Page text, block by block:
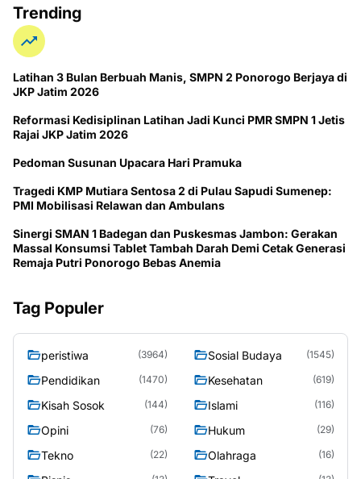
Trending
Latihan 3 Bulan Berbuah Manis, SMPN 2 Ponorogo Berjaya di
JKP Jatim 2026
Reformasi Kedisiplinan Latihan Jadi Kunci PMR SMPN 1 Jetis
Rajai JKP Jatim 2026
Pedoman Susunan Upacara Hari Pramuka
Tragedi KMP Mutiara Sentosa 2 di Pulau Sapudi Sumenep:
PMI Mobilisasi Relawan dan Ambulans
Sinergi SMAN 1 Badegan dan Puskesmas Jambon: Gerakan
Massal Konsumsi Tablet Tambah Darah Demi Cetak Generasi
Remaja Putri Ponorogo Bebas Anemia
Tag Populer
peristiwa (3964) Sosial Budaya (1545)
Pendidikan (1470) Kesehatan (619)
Kisah Sosok (144) Islami (116)
Opini (76) Hukum (29)
Tekno (22) Olahraga (16)